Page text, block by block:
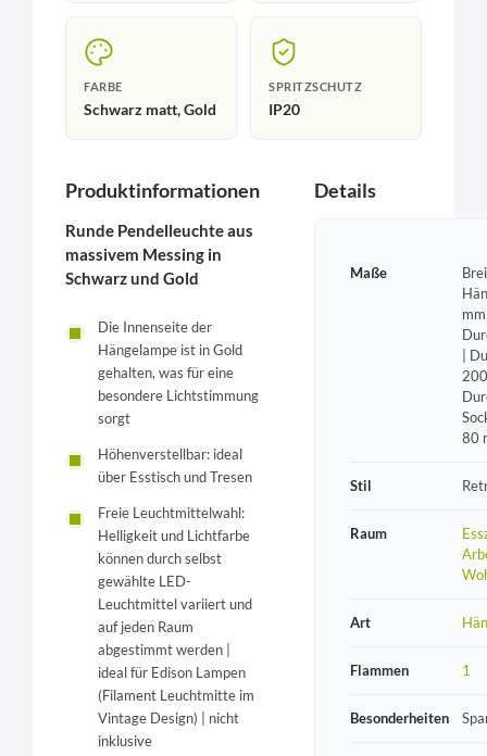
FARBE
Schwarz matt, Gold
SPRITZSCHUTZ
IP20
Produktinformationen
Runde Pendelleuchte aus
massivem Messing in
Schwarz und Gold
Die Innenseite der
Hängelampe ist in Gold
gehalten, was für eine
besondere Lichtstimmung
sorgt
Höhenverstellbar: ideal
über Esstisch und Tresen
Freie Leuchtmittelwahl:
Helligkeit und Lichtfarbe
können durch selbst
gewählte LED-
Leuchtmittel variiert und
auf jeden Raum
abgestimmt werden |
ideal für Edison Lampen
(Filament Leuchtmitte im
Vintage Design) | nicht
inklusive
Details
Maße
|
80
Stil
Raum
Art
Flammen 1
Besonderheiten